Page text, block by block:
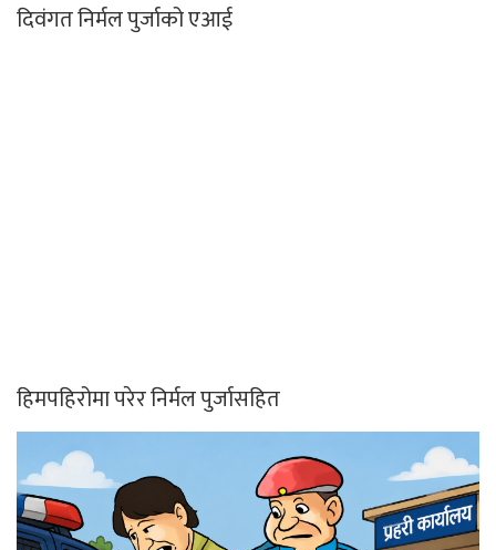
दिवंगत निर्मल पुर्जाको एआई
हिमपहिरोमा परेर निर्मल पुर्जासहित